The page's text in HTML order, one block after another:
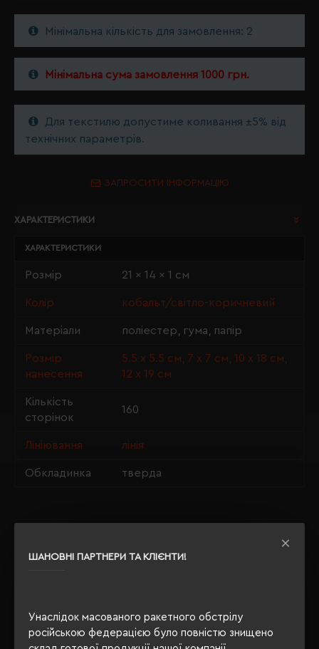
ШАНОВНІ ПАРТНЕРИ ТА КЛІЄНТИ!
Унаслідок масованого ракетного обстрілу
російською федерацією було повністю знищено
Мінімальна кількість для замовлення: 2
Мінімальна сума замовлення 1000 грн.
Для текстилю допустиме коливання ±5% від
технічних параметрів.
ЗАПРОСИТИ ІНФОРМАЦІЮ
ХАРАКТЕРИСТИКИ
ХАРАКТЕРИСТИКИ
Розмір 21 x 14 x 1 см
Колір кобальт/світло-коричневий
Матеріали поліестер, гума, папір
Розмір
нанесення
5.5 х 5.5 см, 7 х 7 см, 10 х 18 см,
12 х 19 см
Кількість
сторінок
160
Лініювання лінія
Обкладинка тверда
РЕКОМЕНДУЄМО